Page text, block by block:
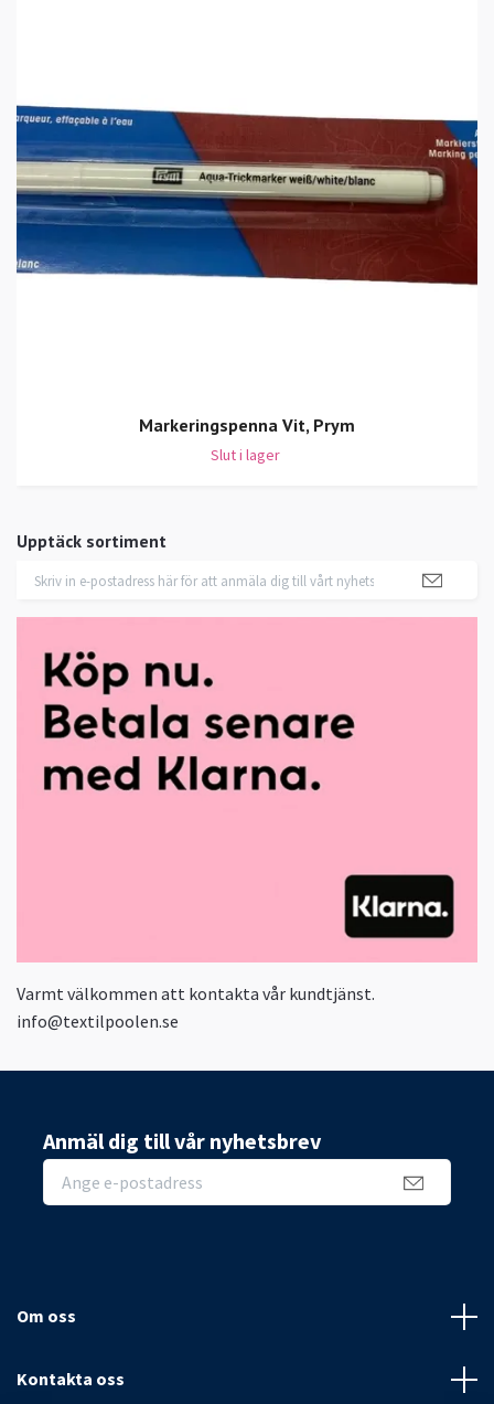
Upptäck sortiment
Varmt välkommen att kontakta vår kundtjänst.
info@textilpoolen.se
Markeringspenna Vit, Prym
Slut i lager
Anmäl dig till vår nyhetsbrev
Om oss
Kontakta oss